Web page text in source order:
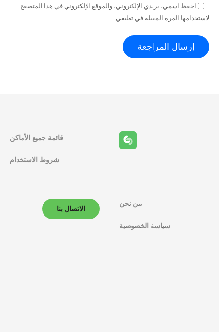
احفظ اسمي، بريدي الإلكتروني، والموقع الإلكتروني في هذا المتصفح
لاستخدامها المرة المقبلة في تعليقي.
قائمة جميع الأماكن
شروط الاستخدام
من نحن
سياسة الخصوصية
الاتصال بنا